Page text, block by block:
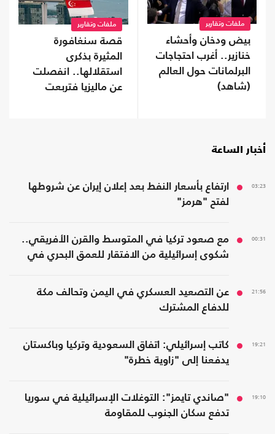
ملفات وتقارير
بيض ودخان وأحشاء
خنازير.. أغرب احتجاجات
البرلمانات حول العالم
(شاهد)
ملفات وتقارير
قصة سنغافورة
المثيرة بذكرى
استقلالها.. انفصلت
عن ماليزيا فتربعت
أخبار الساعة
03:23
ارتفاع بأسعار النفط بعد إعلان إيران عن شروطها
لفتح "هرمز"
00:31
مع صعود تركيا في المتوسط والقرن الأفريقي..
شكوى إسرائيلية من الافتقار للعمق البحري في
21:56
عن التصعيد العسكري في اليمن وتحالف مكة
للدفاع المشترك
19:21
كاتب إسرائيلي: اتفاق السعودية وتركيا وباكستان
يدفعنا إلى "زاوية خطرة"
19:10
"صاندي تايمز": التوغلات الإسرائيلية في سوريا
تدفع سكان الجنوب للمقاومة